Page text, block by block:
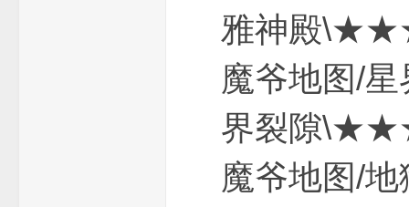
雅神
魔爷地
界裂
魔爷地